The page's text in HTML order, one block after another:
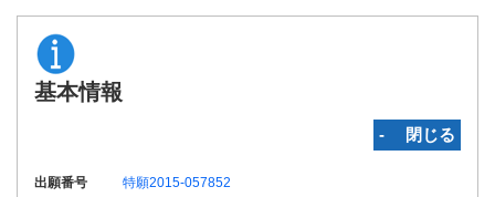
基本情報
‐ 閉じる
出願番号
特願2015-057852